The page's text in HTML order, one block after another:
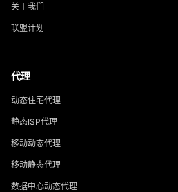
关于我们
联盟计划
代理
动态住宅代理
静态ISP代理
移动动态代理
移动静态代理
数据中心动态代理